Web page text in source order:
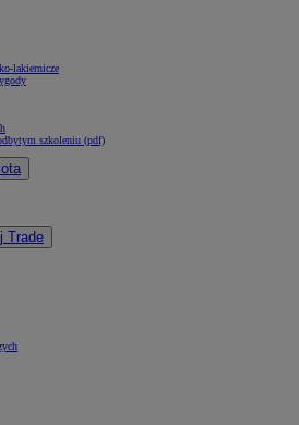
lakiernicze
szkoleniu (pdf)
Trade